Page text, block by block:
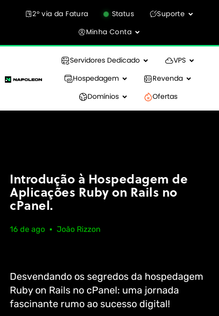
2° via da Fatura Status
Suporte
Minha Conta
Servidores Dedicado
VPS
Hospedagem
Revenda
Domínios
Ofertas
Introdução à Hospedagem de
Aplicações Ruby on Rails no
cPanel.
16 de ago João Rizzon
Desvendando os segredos da hospedagem
Ruby on Rails no cPanel: uma jornada
fascinante rumo ao sucesso digital!